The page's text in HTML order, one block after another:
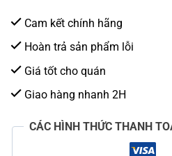
Cam kết chính hãng
Hoàn trả sản phẩm lỗi
Giá tốt cho quán
Giao hàng nhanh 2H
CÁC HÌNH THỨC THANH